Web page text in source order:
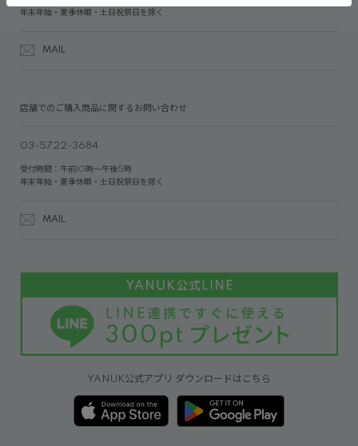
年末年始・夏季休暇・土日祝祭日を除く
MAIL
店舗でのご購入商品に関するお問い合わせ
03-5722-3684
受付時間：午前10時～午後5時
年末年始・夏季休暇・土日祝祭日を除く
MAIL
YANUK公式アプリ ダウンロードはこちら